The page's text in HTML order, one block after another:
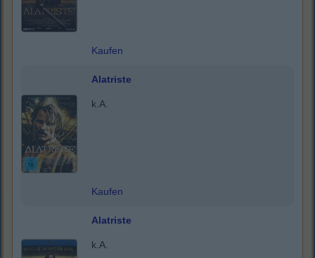
Kaufen
Alatriste
k.A.
Kaufen
Alatriste
k.A.